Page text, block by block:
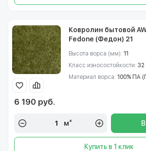
Ковролин бытовой
Fedone (Федон) 21
Высота ворса (мм): 11
Класс износостойкости: 32
Материал ворса: 100% ПА
6 190 руб.
м²
Купить в 1 клик